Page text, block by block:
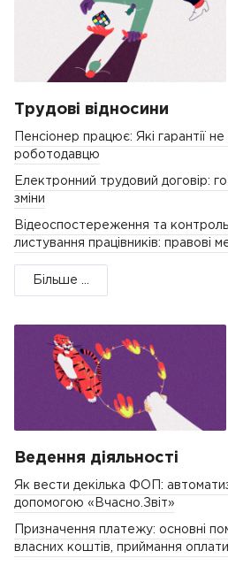
Трудові відносини
Пенсіонер працює: Які гарантії
роботодавцю
Електронний трудовий договір:
зміни
Відеоспостереження та
листування працівників: правові
Більше ...
Ведення діяльності
Як вести декілька ФОП:
допомогою «Вчасно.Звіт»
Призначення платежу: основні
власних коштів, приймання